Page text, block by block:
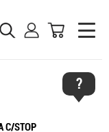
?
C/STOP